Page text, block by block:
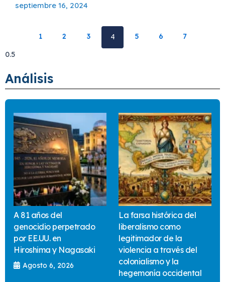
septiembre 16, 2024
1 2 3 4 5 6 7
Análisis
A 81 años del
genocidio perpetrado
por EE.UU. en
Hiroshima y Nagasaki
Agosto 6, 2026
La farsa histórica del
liberalismo como
legitimador de la
violencia a través del
colonialismo y la
hegemonía occidental